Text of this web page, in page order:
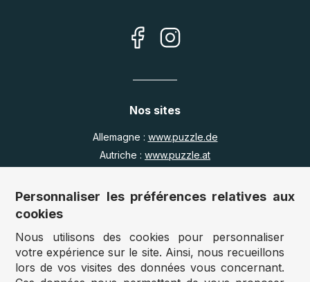
Nos sites
Allemagne : www.puzzle.de
Autriche : www.puzzle.at
Royaume Uni :
www.jigsawpuzzle.co.uk
Accès revendeurs / détaillants
Vous avez un magasin ?
Personnaliser les préférences relatives aux
cookies
Nous utilisons des cookies pour personnaliser
votre expérience sur le site. Ainsi, nous recueillons
lors de vos visites des données vous concernant.